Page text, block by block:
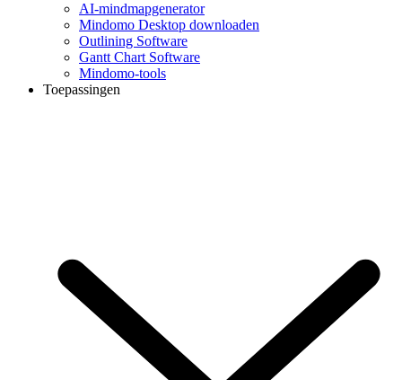
AI-mindmapgenerator
Mindomo Desktop downloaden
Outlining Software
Gantt Chart Software
Mindomo-tools
Toepassingen